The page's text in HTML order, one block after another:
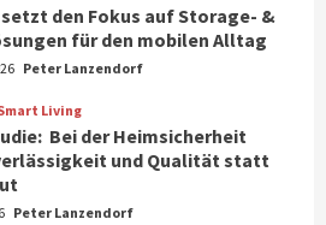
Top Story
setzen immer mehr auf
den Fokus auf Storage- &
den Fokus auf Storage- &
für den mobilen Alltag
Peter Lanzendorf
Living
Bei der Heimsicherheit
und Qualität statt
Peter Lanzendorf